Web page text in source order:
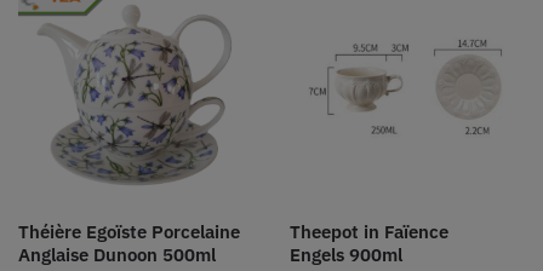
Théière Egoïste Porcelaine
Anglaise Dunoon 500ml
Theepot in Faïence
Engels 900ml